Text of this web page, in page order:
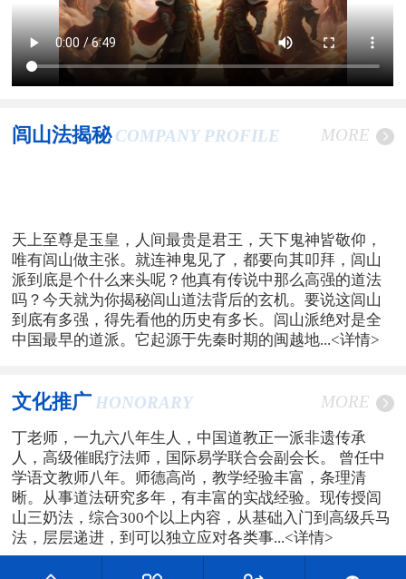
闾山法揭秘 COMPANY PROFILE MORE
天上至尊是玉皇，人间最贵是君王，天下鬼神皆敬仰，
唯有闾山做主张。就连神鬼见了，都要向其叩拜，闾山
派到底是个什么来头呢？他真有传说中那么高强的道法
吗？今天就为你揭秘闾山道法背后的玄机。要说这闾山
到底有多强，得先看他的历史有多长。闾山派绝对是全
中国最早的道派。它起源于先秦时期的闽越地...<详情>
文化推广 HONORARY MORE
丁老师，一九六八年生人，中国道教正一派非遗传承
人，高级催眠疗法师，国际易学联合会副会长。 曾任中
学语文教师八年。师德高尚，教学经验丰富，条理清
晰。从事道法研究多年，有丰富的实战经验。现传授闾
山三奶法，综合300个以上内容，从基础入门到高级兵马
法，层层递进，到可以独立应对各类事...<详情>